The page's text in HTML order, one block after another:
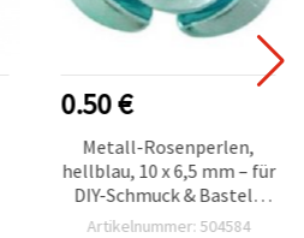
0.50 €
Metall-Rosenperlen,
hellblau, 10 x 6,5 mm – für
DIY-Schmuck & Basteln
(Armbänder, Ketten,
Artikelnummer: 504584